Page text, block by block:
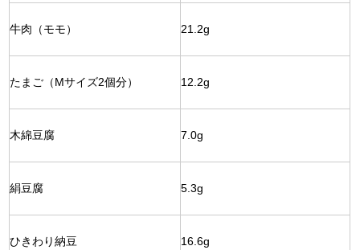
牛肉（モモ） 21.2g
たまご（Mサイズ2個分） 12.2g
木綿豆腐 7.0g
絹豆腐 5.3g
ひきわり納豆 16.6g